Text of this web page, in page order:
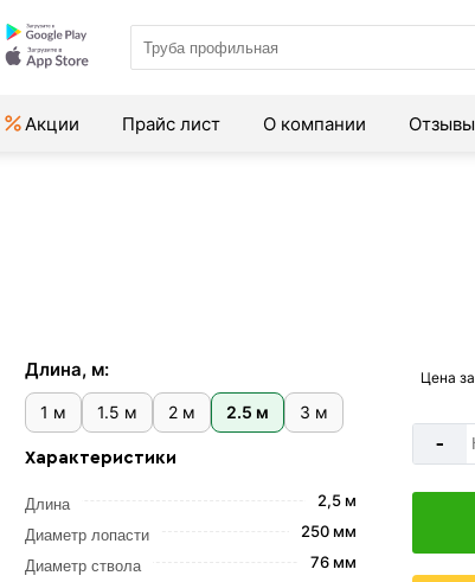
Акции Прайс лист О компании Отзывы
Длина, м:
1 м 1.5 м 2 м 2.5 м 3 м
Характеристики
Длина 2,5 м
Диаметр лопасти 250 мм
Диаметр ствола 76 мм
Цена за
-